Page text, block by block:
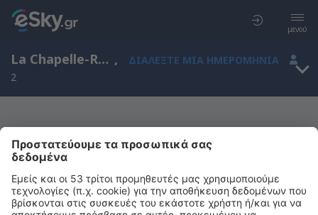
μενού
La Chapelle-Rambaud, Rhone-Alpes, Γαλλία ,
ΔΙΑΛΈΞΤΕ ΜΙΑ ΗΜΕΡΟΜΗΝΊΑ
2
Μας συγχωρείτε, δεν υπάρχουν
αποτελέσματα για την αναζήτησή σας